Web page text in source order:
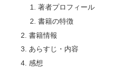
著者プロフィール
書籍の特徴
書籍情報
あらすじ・内容
感想